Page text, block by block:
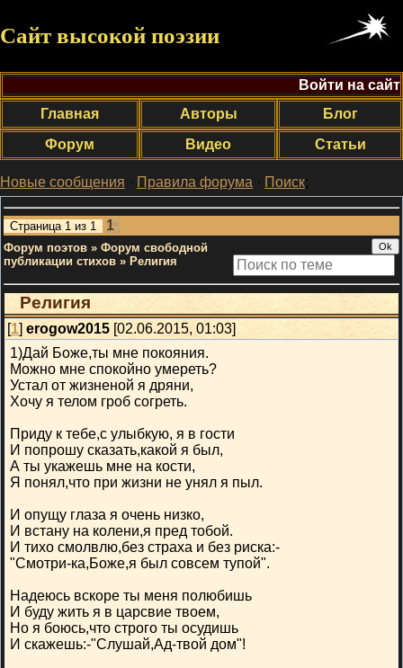
Сайт высокой поэзии
Войти на сайт
Главная
Авторы
Блог
Форум
Видео Статьи
Новые сообщения · Правила форума · Поиск;
Страница 1 из 1 1
Форум поэтов » Форум свободной
публикации стихов » Религия
Религия
[1] erogow2015 [02.06.2015, 01:03]
1)Дай Боже,ты мне покояния.
Можно мне спокойно умереть?
Устал от жизненой я дряни,
Хочу я телом гроб согреть.
Приду к тебе,с улыбкую, я в гости
И попрошу сказать,какой я был,
А ты укажешь мне на кости,
Я понял,что при жизни не унял я пыл.
И опущу глаза я очень низко,
И встану на колени,я пред тобой.
И тихо смолвлю,без страха и без риска:-
"Смотри-ка,Боже,я был совсем тупой".
Надеюсь вскоре ты меня полюбишь
И буду жить я в царсвие твоем,
Но я боюсь,что строго ты осудишь
И скажешь:-"Слушай,Ад-твой дом"!